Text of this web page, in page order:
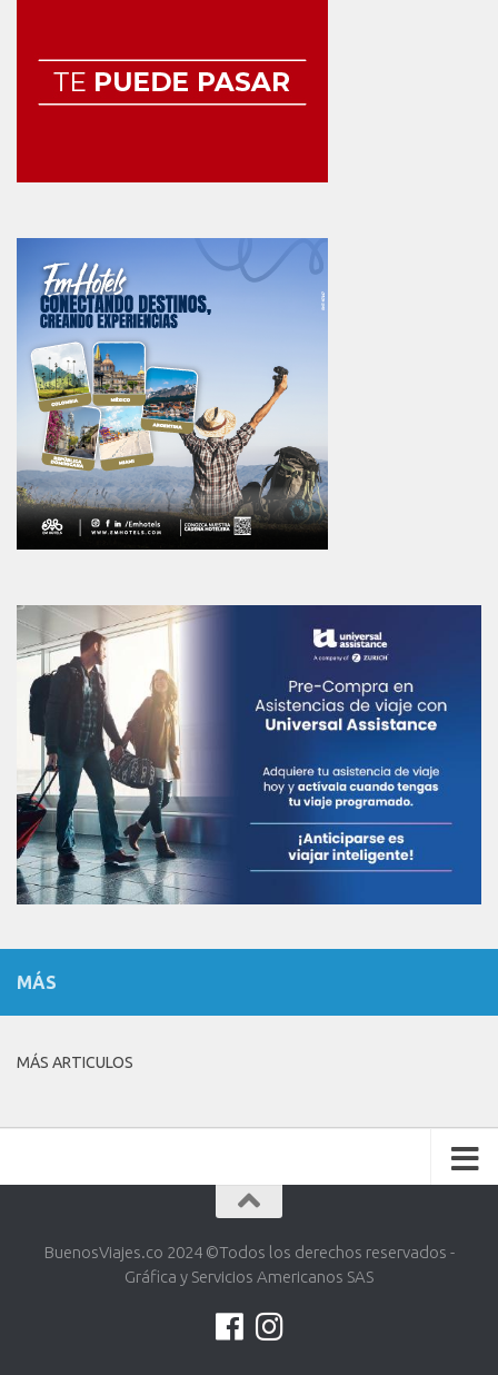
MÁS
MÁS ARTICULOS
BuenosViajes.co 2024 ©️Todos los derechos reservados -
Gráfica y Servicios Americanos SAS